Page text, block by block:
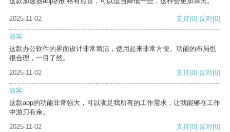
2025-11-02 支持[0] 反对[0]
游客
这款办公软件的界面设计非常简洁，使用起来非常方便。功能的布局也
很合理，一目了然。
2025-11-02
支持[0] 反对[0]
游客
这款app的功能非常强大，可以满足我所有的工作需求，让我能够在工作
中游刃有余。
2025-11-02
支持[0] 反对[0]